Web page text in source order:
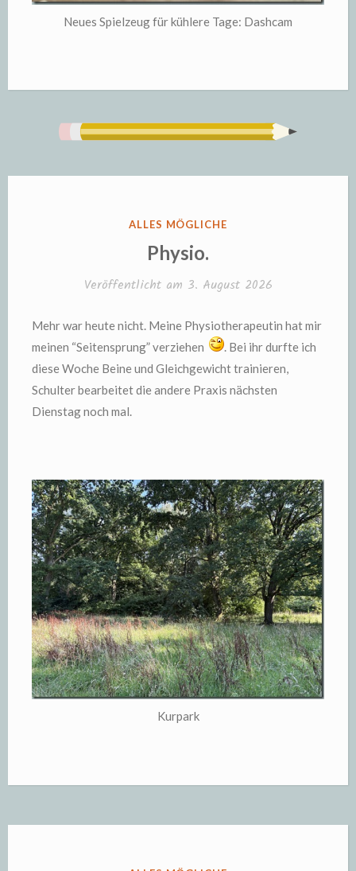
Neues Spielzeug für kühlere Tage: Dashcam
VERÖFFENTLICHT
ALLES MÖGLICHE
Physio.
Veröffentlicht am 3. August 2026
Mehr war heute nicht. Meine Physiotherapeutin hat mir
meinen “Seitensprung” verziehen
. Bei ihr durfte ich
diese Woche Beine und Gleichgewicht trainieren,
Schulter bearbeitet die andere Praxis nächsten
Dienstag noch mal.
Kurpark